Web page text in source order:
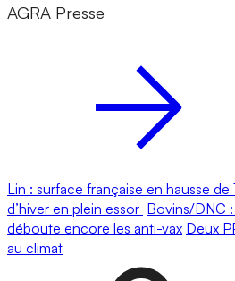
AGRA Presse
Lin : surface française en hausse
d’hiver en plein essor Bovins/DNC
déboute encore les anti-vax Deux
au climat